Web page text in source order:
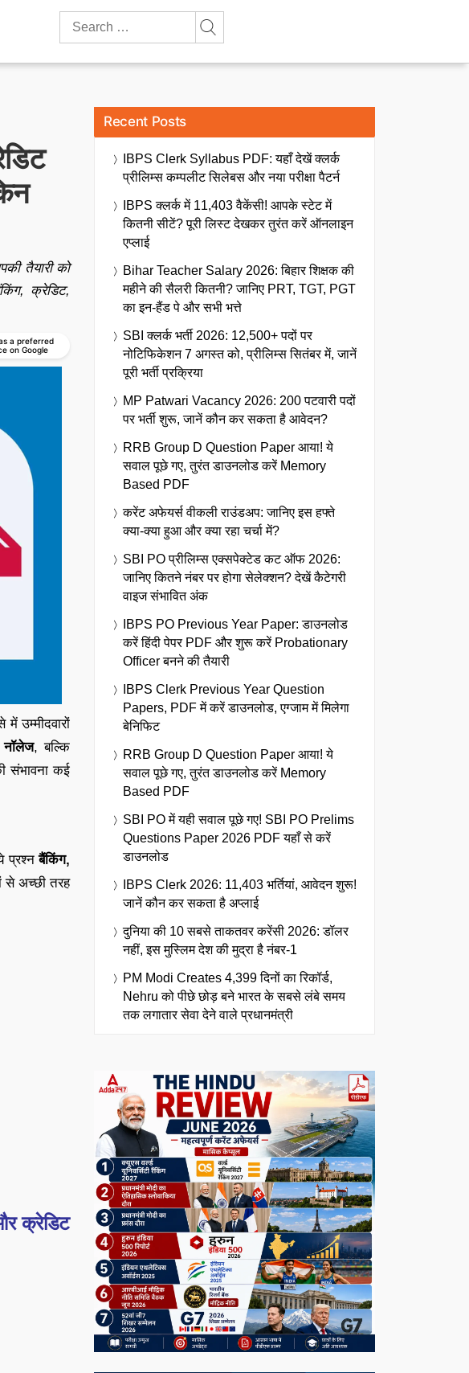
Search
तैयारी को
क्रेडिट,
a preferred
on Google
उम्मीदवारों
नॉलेज, बल्कि
संभावना कई
प्रश्नबैंकिंग,
अच्छी तरह
क्रेडिट
Recent Posts
IBPS Clerk Syllabus PDF: यहाँ देखें क्लर्क
प्रीलिम्स कम्पलीट सिलेबस और नया परीक्षा पैटर्न
IBPS क्लर्क में 11,403 वैकेंसी! आपके स्टेट में
कितनी सीटें? पूरी लिस्ट देखकर तुरंत करें ऑनलाइन
एप्लाई
Bihar Teacher Salary 2026: बिहार शिक्षक की
महीने की सैलरी कितनी? जानिए PRT, TGT, PGT
का इन-हैंड पे और सभी भत्ते
SBI क्लर्क भर्ती 2026: 12,500+ पदों पर
नोटिफिकेशन 7 अगस्त को, प्रीलिम्स सितंबर में, जानें
पूरी भर्ती प्रक्रिया
MP Patwari Vacancy 2026: 200 पटवारी पदों
पर भर्ती शुरू, जानें कौन कर सकता है आवेदन?
RRB Group D Question Paper आया! ये
सवाल पूछे गए, तुरंत डाउनलोड करें Memory
Based PDF
करेंट अफेयर्स वीकली राउंडअप: जानिए इस हफ्ते
क्या-क्या हुआ और क्या रहा चर्चा में?
SBI PO प्रीलिम्स एक्सपेक्टेड कट ऑफ 2026:
जानिए कितने नंबर पर होगा सेलेक्शन? देखें कैटेगरी
वाइज संभावित अंक
IBPS PO Previous Year Paper: डाउनलोड
करें हिंदी पेपर PDF और शुरू करें Probationary
Officer बनने की तैयारी
IBPS Clerk Previous Year Question
Papers, PDF में करें डाउनलोड, एग्जाम में मिलेगा
बेनिफिट
RRB Group D Question Paper आया! ये
सवाल पूछे गए, तुरंत डाउनलोड करें Memory
Based PDF
SBI PO में यही सवाल पूछे गए! SBI PO Prelims
Questions Paper 2026 PDF यहाँ से करें
डाउनलोड
IBPS Clerk 2026: 11,403 भर्तियां, आवेदन शुरू!
जानें कौन कर सकता है अप्लाई
दुनिया की 10 सबसे ताकतवर करेंसी 2026: डॉलर
नहीं, इस मुस्लिम देश की मुद्रा है नंबर-1
PM Modi Creates 4,399 दिनों का रिकॉर्ड,
Nehru को पीछे छोड़ बने भारत के सबसे लंबे समय
तक लगातार सेवा देने वाले प्रधानमंत्री